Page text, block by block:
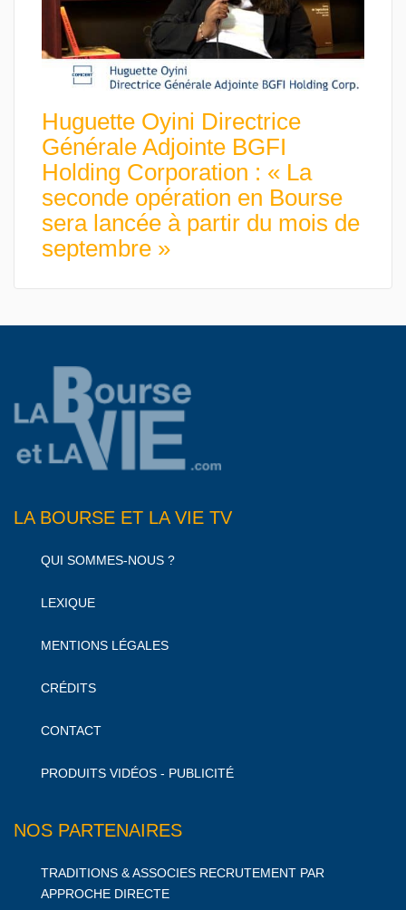
Huguette Oyini Directrice
Générale Adjointe BGFI
Holding Corporation : « La
seconde opération en Bourse
sera lancée à partir du mois de
septembre »
LA BOURSE ET LA VIE TV
QUI SOMMES-NOUS ?
LEXIQUE
MENTIONS LÉGALES
CRÉDITS
CONTACT
PRODUITS VIDÉOS - PUBLICITÉ
NOS PARTENAIRES
TRADITIONS & ASSOCIES RECRUTEMENT PAR
APPROCHE DIRECTE